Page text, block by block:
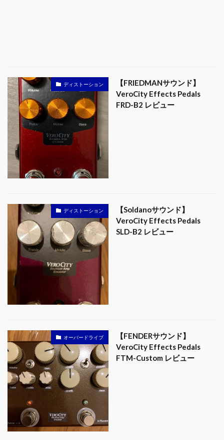
ディストーション
【FRIEDMANサウンド】
VeroCity Effects Pedals
FRD-B2 レビュー
ディストーション
【Soldanoサウンド】
VeroCity Effects Pedals
SLD-B2 レビュー
オーバードライブ
【FENDERサウンド】
VeroCity Effects Pedals
FTM-Custom レビュー